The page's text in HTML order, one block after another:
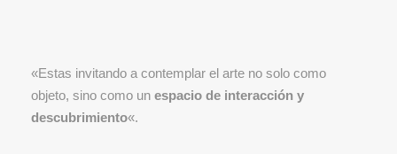
«Estas invitando a contemplar el arte no solo como
objeto, sino como un espacio de interacción y
descubrimiento«.